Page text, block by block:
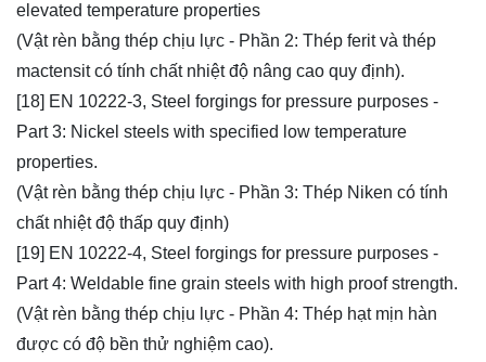
elevated temperature properties
(Vật rèn bằng thép chịu lực - Phần 2: Thép ferit và thép
mactensit có tính chất nhiệt độ nâng cao quy định).
[18] EN 10222-3, Steel forgings for pressure purposes -
Part 3: Nickel steels with specified low temperature
properties.
(Vật rèn bằng thép chịu lực - Phần 3: Thép Niken có tính
chất nhiệt độ thấp quy định)
[19] EN 10222-4, Steel forgings for pressure purposes -
Part 4: Weldable fine grain steels with high proof strength.
(Vật rèn bằng thép chịu lực - Phần 4: Thép hạt mịn hàn
được có độ bền thử nghiệm cao).